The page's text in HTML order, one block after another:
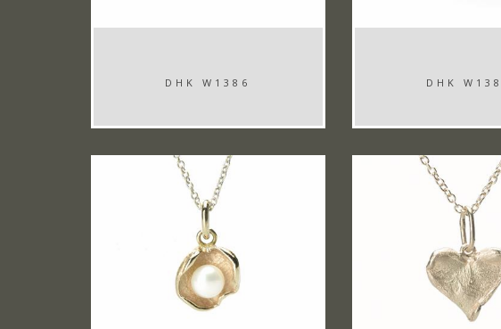
DHK W1386 DHK